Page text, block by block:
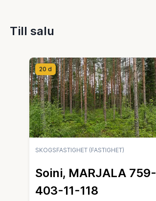
Till salu
20 d
SKOGSFASTIGHET (FASTIGHET)
Soini, MARJALA 759-
403-11-118